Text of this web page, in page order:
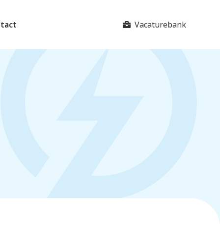
Vacaturebank